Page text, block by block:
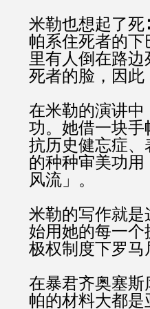
米勒也想起了死
帕系住死者的
里有人倒在路
死者的脸，因
在米勒的演讲
功。她借一块
抗历史健忘症
的种种审美功
风流」。
米勒的写作就
始用她的每一
极权制度下罗
在暴君齐奥塞
帕的材料大都